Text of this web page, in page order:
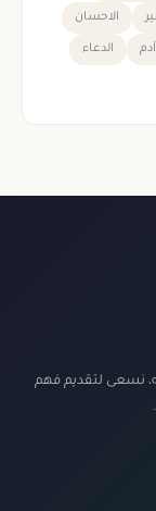
الاحسان
آدم الدعاء
نسعى لتقديم فهم